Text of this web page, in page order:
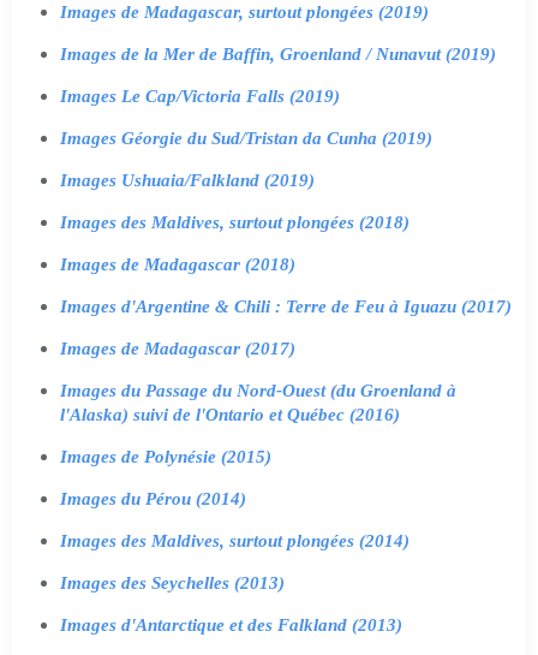
Images de Madagascar, surtout plongées (2019)
Images de la Mer de Baffin, Groenland / Nunavut (2019)
Images Le Cap/Victoria Falls (2019)
Images Géorgie du Sud/Tristan da Cunha (2019)
Images Ushuaia/Falkland (2019)
Images des Maldives, surtout plongées (2018)
Images de Madagascar (2018)
Images d'Argentine & Chili : Terre de Feu à Iguazu (2017)
Images de Madagascar (2017)
Images du Passage du Nord-Ouest (du Groenland à
l'Alaska) suivi de l'Ontario et Québec (2016)
Images de Polynésie (2015)
Images du Pérou (2014)
Images des Maldives, surtout plongées (2014)
Images des Seychelles (2013)
Images d'Antarctique et des Falkland (2013)